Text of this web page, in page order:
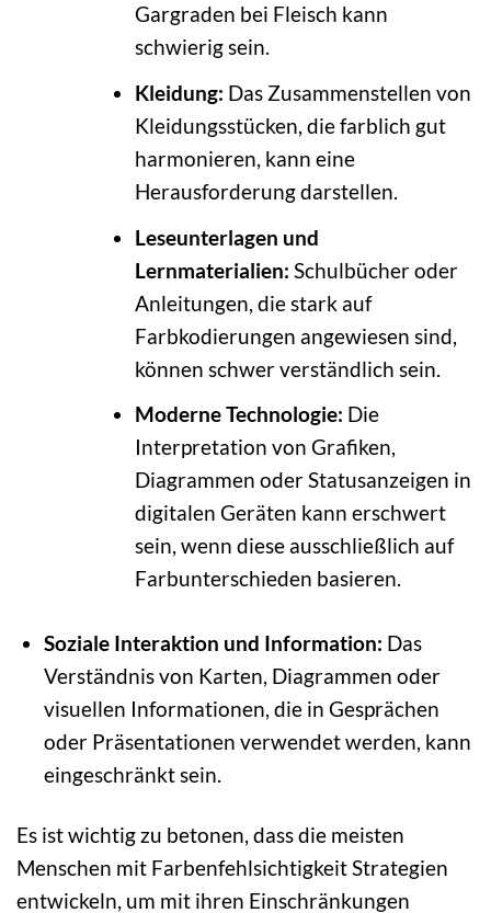
Gargraden bei Fleisch kann
schwierig sein.
Kleidung: Das Zusammenstellen von
Kleidungsstücken, die farblich gut
harmonieren, kann eine
Herausforderung darstellen.
Leseunterlagen und
Lernmaterialien: Schulbücher oder
Anleitungen, die stark auf
Farbkodierungen angewiesen sind,
können schwer verständlich sein.
Moderne Technologie: Die
Interpretation von Grafiken,
Diagrammen oder Statusanzeigen in
digitalen Geräten kann erschwert
sein, wenn diese ausschließlich auf
Farbunterschieden basieren.
Soziale Interaktion und Information: Das
Verständnis von Karten, Diagrammen oder
visuellen Informationen, die in Gesprächen
oder Präsentationen verwendet werden, kann
eingeschränkt sein.
Es ist wichtig zu betonen, dass die meisten
Menschen mit Farbenfehlsichtigkeit Strategien
entwickeln, um mit ihren Einschränkungen